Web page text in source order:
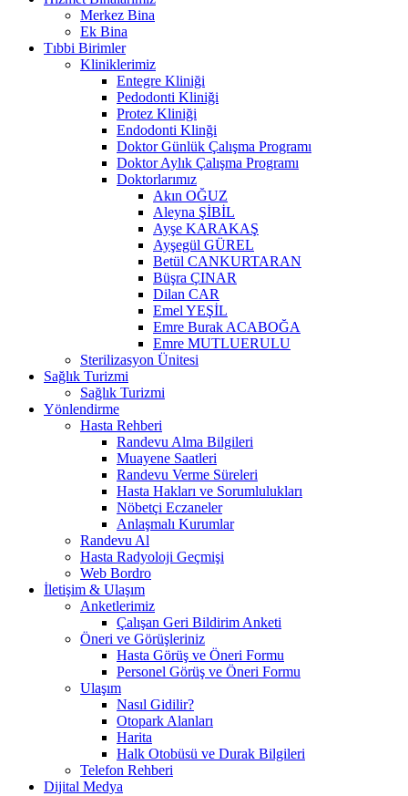
Merkez Bina
Ek Bina
Tıbbi Birimler
Kliniklerimiz
Entegre Kliniği
Pedodonti Kliniği
Protez Kliniği
Endodonti Klinği
Doktor Günlük Çalışma Programı
Doktor Aylık Çalışma Programı
Doktorlarımız
Akın OĞUZ
Aleyna ŞİBİL
Ayşe KARAKAŞ
Ayşegül GÜREL
Betül CANKURTARAN
Büşra ÇINAR
Dilan CAR
Emel YEŞİL
Emre Burak ACABOĞA
Emre MUTLUERULU
Sterilizasyon Ünitesi
Sağlık Turizmi
Sağlık Turizmi
Yönlendirme
Hasta Rehberi
Randevu Alma Bilgileri
Muayene Saatleri
Randevu Verme Süreleri
Hasta Hakları ve Sorumlulukları
Nöbetçi Eczaneler
Anlaşmalı Kurumlar
Randevu Al
Hasta Radyoloji Geçmişi
Web Bordro
İletişim & Ulaşım
Anketlerimiz
Çalışan Geri Bildirim Anketi
Öneri ve Görüşleriniz
Hasta Görüş ve Öneri Formu
Personel Görüş ve Öneri Formu
Ulaşım
Nasıl Gidilir?
Otopark Alanları
Harita
Halk Otobüsü ve Durak Bilgileri
Telefon Rehberi
Dijital Medya